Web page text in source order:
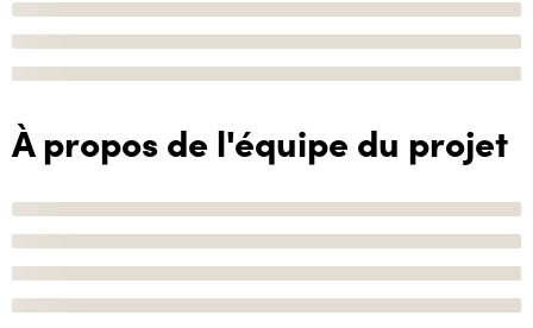
À propos de l'équipe du projet